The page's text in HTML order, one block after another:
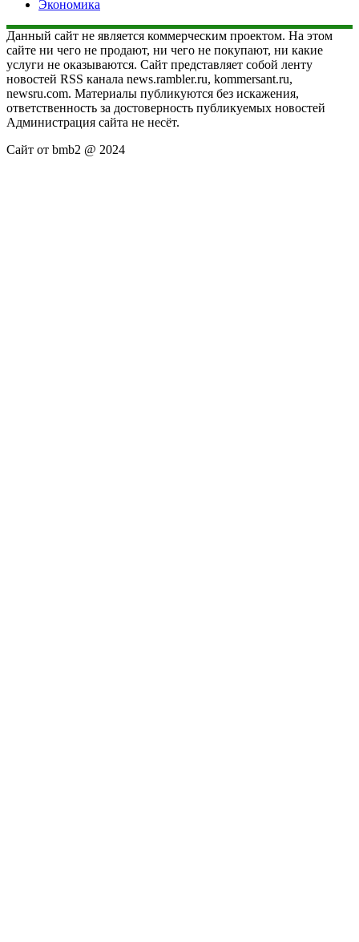
Экономика
Данный сайт не является коммерческим проектом. На этом
сайте ни чего не продают, ни чего не покупают, ни какие
услуги не оказываются. Сайт представляет собой ленту
новостей RSS канала news.rambler.ru, kommersant.ru,
newsru.com. Материалы публикуются без искажения,
ответственность за достоверность публикуемых новостей
Администрация сайта не несёт.
Сайт от bmb2 @ 2024